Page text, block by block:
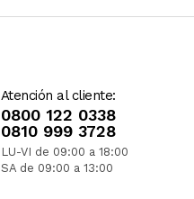
Atención al cliente:
0800 122 0338
0810 999 3728
LU-VI de 09:00 a 18:00
SA de 09:00 a 13:00